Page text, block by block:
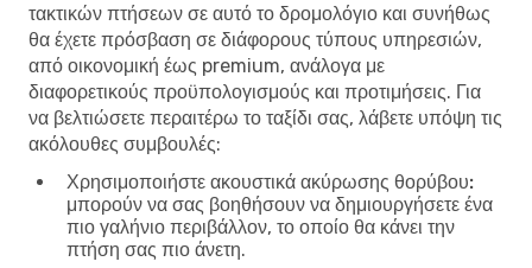
τακτικών πτήσεων σε αυτό το δρομολόγιο και συνήθως
θα έχετε πρόσβαση σε διάφορους τύπους υπηρεσιών,
από οικονομική έως premium, ανάλογα με
διαφορετικούς προϋπολογισμούς και προτιμήσεις. Για
να βελτιώσετε περαιτέρω το ταξίδι σας, λάβετε υπόψη τις
ακόλουθες συμβουλές:
Χρησιμοποιήστε ακουστικά ακύρωσης θορύβου:
μπορούν να σας βοηθήσουν να δημιουργήσετε ένα
πιο γαλήνιο περιβάλλον, το οποίο θα κάνει την
πτήση σας πιο άνετη.